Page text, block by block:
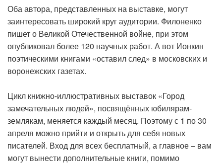
Оба автора, представленных на выставке, могут
заинтересовать широкий круг аудитории. Филоненко
пишет о Великой Отечественной войне, при этом
опубликовал более 120 научных работ. А вот Ионкин
поэтическими книгами «оставил след» в московских и
воронежских газетах.
Цикл книжно-иллюстративных выставок «Город
замечательных людей», посвящённых юбилярам-
землякам, меняется каждый месяц. Поэтому с 1 по 30
апреля можно прийти и открыть для себя новых
писателей. Вход для всех бесплатный, а главное – вам
могут вынести дополнительные книги, помимо